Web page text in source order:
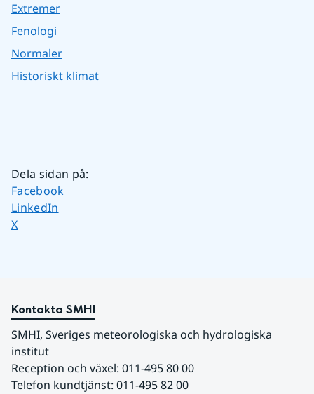
Extremer
Fenologi
Normaler
Historiskt klimat
Dela sidan på:
Dela sidan på
Facebook
Dela sidan på
LinkedIn
Dela sidan på
X
Kontakta SMHI
SMHI, Sveriges meteorologiska och hydrologiska
institut
Reception och växel: 011-495 80 00
Telefon kundtjänst: 011-495 82 00